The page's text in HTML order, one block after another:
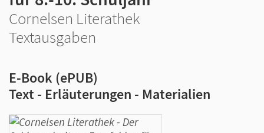
Cornelsen Literathek
Textausgaben
E-Book (ePUB)
Text - Erläuterungen - Materialien